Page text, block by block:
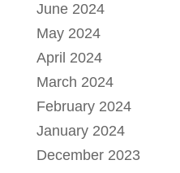
June 2024
May 2024
April 2024
March 2024
February 2024
January 2024
December 2023